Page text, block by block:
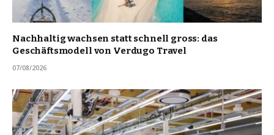
Nachhaltig wachsen statt schnell gross: das
Geschäftsmodell von Verdugo Travel
07/08/2026